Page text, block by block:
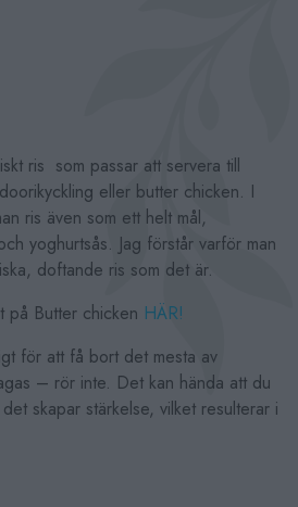
ris som passar att servera till
eller butter chicken. I
ris även som ett helt mål,
yoghurtsås. Jag förstår varför man
doftande ris som det är.
på Butter chicken HÄR!
för att få bort det mesta av
– rör inte. Det kan hända att du
skapar stärkelse, vilket resulterar i